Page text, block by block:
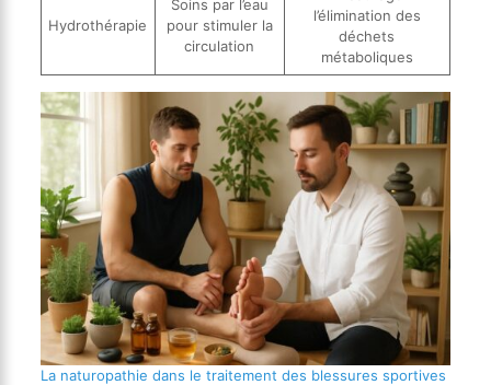
Hydrothérapie
Soins par l’eau
pour stimuler la
circulation
l’élimination des
déchets
métaboliques
La naturopathie dans le traitement des blessures sportives